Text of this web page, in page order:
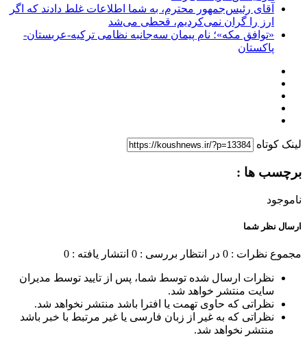
آقای رئیس‌جمهور محترم، به شما اطلاعات غلط دادند که اگر
ارز را گران نمی‌کردیم، قحطی می‌شد
«توافق مکه»؛ نام پیمان سه‌جانبه نظامی ترکیه-عربستان-
پاکستان
لینک کوتاه
برچسب ها :
ناموجود
ارسال نظر شما
مجموع نظرات : 0 در انتظار بررسی : 0 انتشار یافته : 0
نظرات ارسال شده توسط شما، پس از تایید توسط مدیران
سایت منتشر خواهد شد.
نظراتی که حاوی تهمت یا افترا باشد منتشر نخواهد شد.
نظراتی که به غیر از زبان فارسی یا غیر مرتبط با خبر باشد
منتشر نخواهد شد.